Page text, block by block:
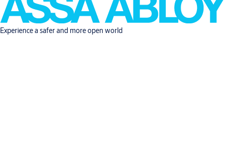
Experience a safer and more open world